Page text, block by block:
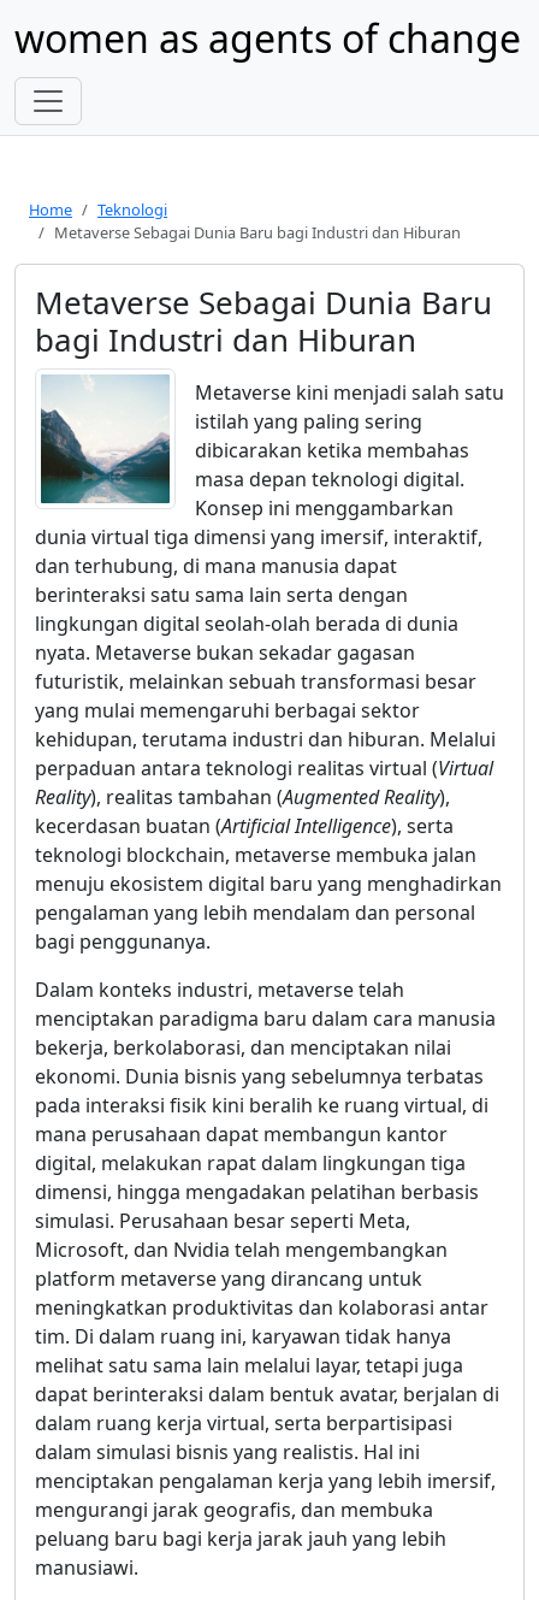
women as agents of change
Home
Teknologi
Metaverse Sebagai Dunia Baru bagi Industri dan Hiburan
Metaverse Sebagai Dunia Baru
bagi Industri dan Hiburan
Metaverse kini menjadi salah satu
istilah yang paling sering
dibicarakan ketika membahas
masa depan teknologi digital.
Konsep ini menggambarkan
dunia virtual tiga dimensi yang imersif, interaktif,
dan terhubung, di mana manusia dapat
berinteraksi satu sama lain serta dengan
lingkungan digital seolah-olah berada di dunia
nyata. Metaverse bukan sekadar gagasan
futuristik, melainkan sebuah transformasi besar
yang mulai memengaruhi berbagai sektor
kehidupan, terutama industri dan hiburan. Melalui
perpaduan antara teknologi realitas virtual (Virtual
Reality), realitas tambahan (Augmented Reality),
kecerdasan buatan (Artificial Intelligence), serta
teknologi blockchain, metaverse membuka jalan
menuju ekosistem digital baru yang menghadirkan
pengalaman yang lebih mendalam dan personal
bagi penggunanya.
Dalam konteks industri, metaverse telah
menciptakan paradigma baru dalam cara manusia
bekerja, berkolaborasi, dan menciptakan nilai
ekonomi. Dunia bisnis yang sebelumnya terbatas
pada interaksi fisik kini beralih ke ruang virtual, di
mana perusahaan dapat membangun kantor
digital, melakukan rapat dalam lingkungan tiga
dimensi, hingga mengadakan pelatihan berbasis
simulasi. Perusahaan besar seperti Meta,
Microsoft, dan Nvidia telah mengembangkan
platform metaverse yang dirancang untuk
meningkatkan produktivitas dan kolaborasi antar
tim. Di dalam ruang ini, karyawan tidak hanya
melihat satu sama lain melalui layar, tetapi juga
dapat berinteraksi dalam bentuk avatar, berjalan di
dalam ruang kerja virtual, serta berpartisipasi
dalam simulasi bisnis yang realistis. Hal ini
menciptakan pengalaman kerja yang lebih imersif,
mengurangi jarak geografis, dan membuka
peluang baru bagi kerja jarak jauh yang lebih
manusiawi.